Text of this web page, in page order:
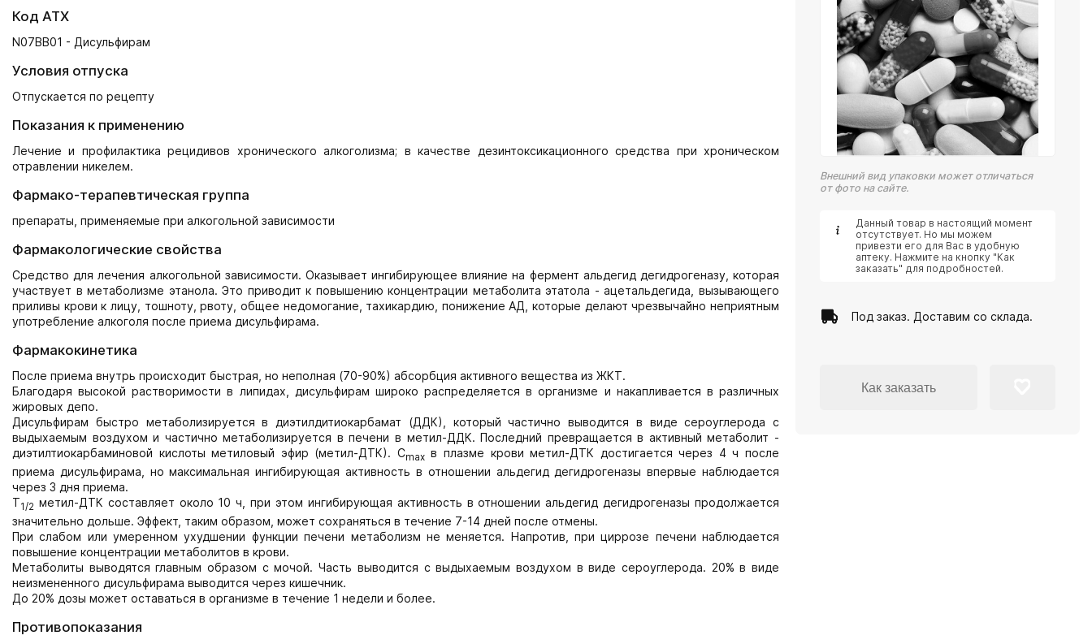
Код АТХ
N07BB01 - Дисульфирам
Условия отпуска
Отпускается по рецепту
Показания к применению
Лечение и профилактика рецидивов хронического алкоголизма; в качестве дезинтоксикационного средства при хроническом
отравлении никелем.
Фармако-терапевтическая группа
препараты, применяемые при алкогольной зависимости
Фармакологические свойства
Средство для лечения алкогольной зависимости. Оказывает ингибирующее влияние на фермент альдегид дегидрогеназу, которая
участвует в метаболизме этанола. Это приводит к повышению концентрации метаболита этатола - ацетальдегида, вызывающего
приливы крови к лицу, тошноту, рвоту, общее недомогание, тахикардию, понижение АД, которые делают чрезвычайно неприятным
употребление алкоголя после приема дисульфирама.
Фармакокинетика
После приема внутрь происходит быстрая, но неполная (70-90%) абсорбция активного вещества из ЖКТ.
Благодаря высокой растворимости в липидах, дисульфирам широко распределяется в организме и накапливается в различных
жировых депо.
Дисульфирам быстро метаболизируется в диэтилдитиокарбамат (ДДК), который частично выводится в виде сероуглерода с
выдыхаемым воздухом и частично метаболизируется в печени в метил-ДДК. Последний превращается в активный метаболит -
диэтилтиокарбаминовой кислоты метиловый эфир (метил-ДТК). Cmaxв плазме крови метил-ДТК достигается через 4 ч после
приема дисульфирама, но максимальная ингибирующая активность в отношении альдегид дегидрогеназы впервые наблюдается
через 3 дня приема.
T1/2 метил-ДТК составляет около 10 ч, при этом ингибирующая активность в отношении альдегид дегидрогеназы продолжается
значительно дольше. Эффект, таким образом, может сохраняться в течение 7-14 дней после отмены.
При слабом или умеренном ухудшении функции печени метаболизм не меняется. Напротив, при циррозе печени наблюдается
повышение концентрации метаболитов в крови.
Метаболиты выводятся главным образом с мочой. Часть выводится с выдыхаемым воздухом в виде сероуглерода. 20% в виде
неизмененного дисульфирама выводится через кишечник.
До 20% дозы может оставаться в организме в течение 1 недели и более.
Противопоказания
Внешний вид упаковки может отличаться
от фото на сайте.
Данный товар в настоящий момент
отсутствует. Но мы можем
привезти его для Вас в удобную
аптеку. Нажмите на кнопку "Как
заказать" для подробностей.
Под заказ. Доставим со склада.
Как заказать